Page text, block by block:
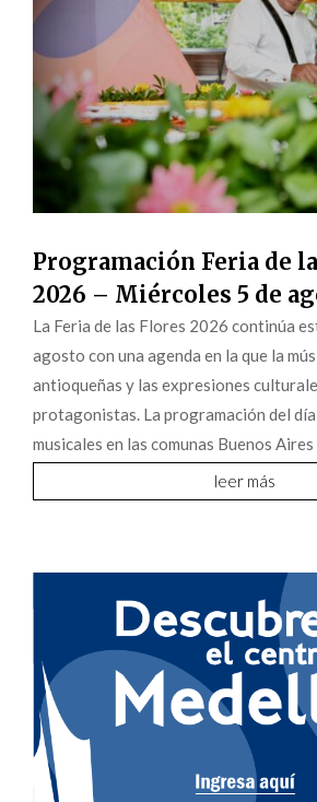
Programación Feria de
2026 – Miércoles 5 de
La Feria de las Flores 2026 continúa
agosto con una agenda en la que la
antioqueñas y las expresiones
protagonistas. La programación del
musicales en las comunas Buenos Aires
leer más